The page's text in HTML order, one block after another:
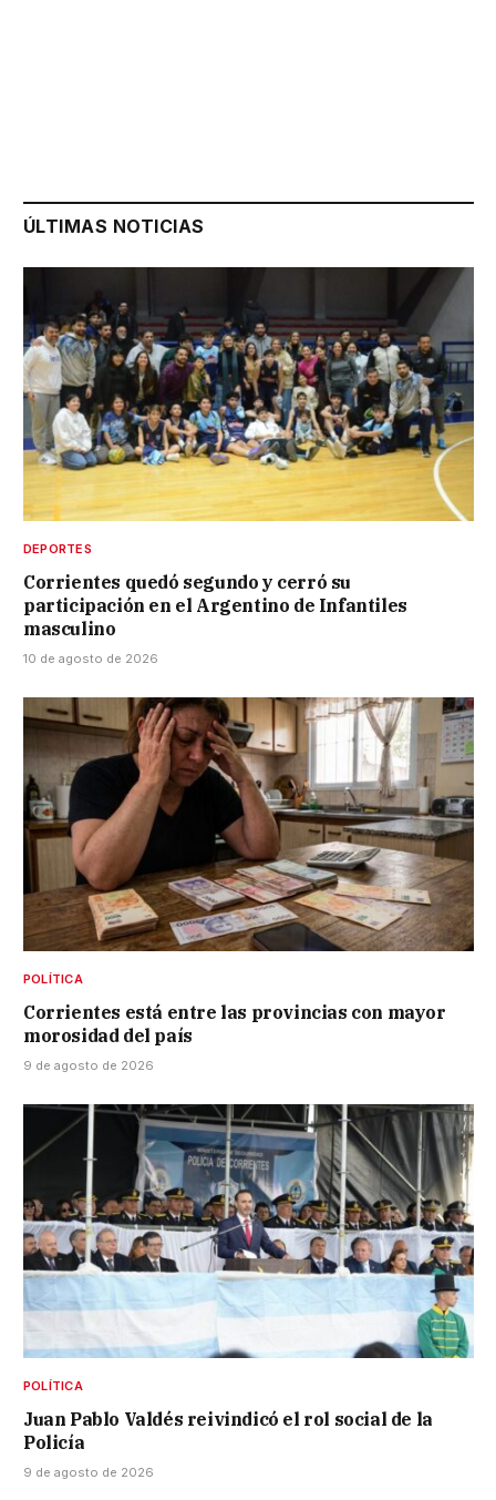
ÚLTIMAS NOTICIAS
DEPORTES
Corrientes quedó segundo y cerró su
participación en el Argentino de Infantiles
masculino
10 de agosto de 2026
POLÍTICA
Corrientes está entre las provincias con mayor
morosidad del país
9 de agosto de 2026
POLÍTICA
Juan Pablo Valdés reivindicó el rol social de la
Policía
9 de agosto de 2026